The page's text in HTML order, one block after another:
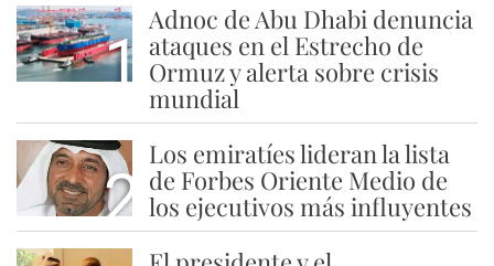
1
Adnoc de Abu Dhabi denuncia
ataques en el Estrecho de
Ormuz y alerta sobre crisis
mundial
2
Los emiratíes lideran la lista
de Forbes Oriente Medio de
los ejecutivos más influyentes